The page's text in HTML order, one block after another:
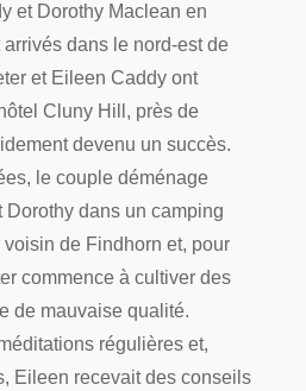
et Dorothy Maclean en
dans le nord-est de
et Eileen Caddy ont
Cluny Hill, près de
devenu un succès.
le couple déménage
Dorothy dans un camping
de Findhorn et, pour
commence à cultiver des
de mauvaise qualité.
régulières et,
Eileen recevait des conseils